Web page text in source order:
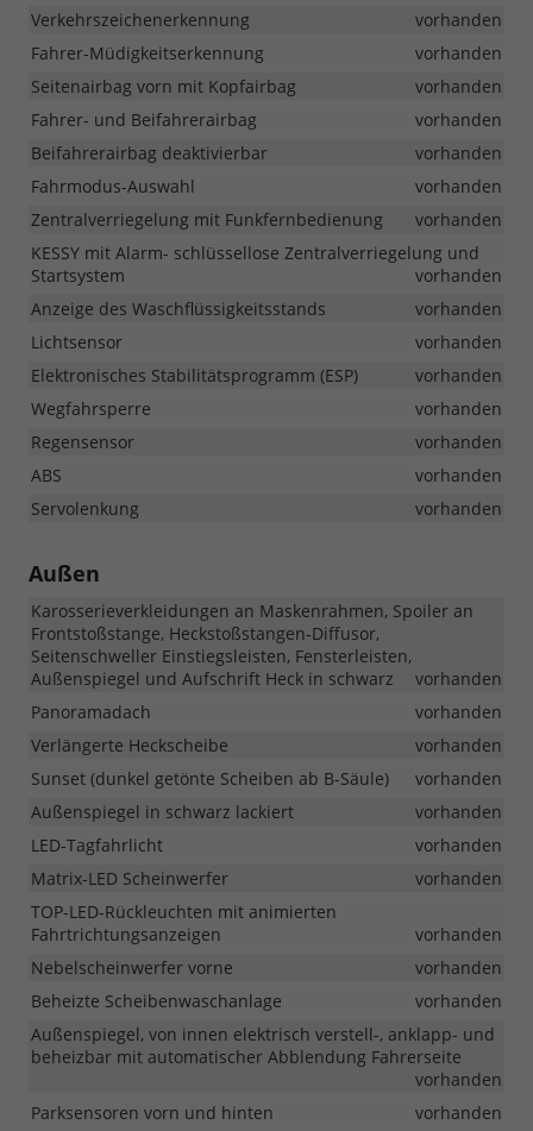
Verkehrszeichenerkennung
vorhanden
Fahrer-Müdigkeitserkennung
vorhanden
Seitenairbag vorn mit Kopfairbag
vorhanden
Fahrer- und Beifahrerairbag
vorhanden
Beifahrerairbag deaktivierbar
vorhanden
Fahrmodus-Auswahl
vorhanden
Zentralverriegelung mit Funkfernbedienung
vorhanden
KESSY mit Alarm- schlüssellose Zentralverriegelung und
Startsystem
vorhanden
Anzeige des Waschflüssigkeitsstands
vorhanden
Lichtsensor
vorhanden
Elektronisches Stabilitätsprogramm (ESP)
vorhanden
Wegfahrsperre
vorhanden
Regensensor
vorhanden
ABS
vorhanden
Servolenkung
vorhanden
Außen
Karosserieverkleidungen an Maskenrahmen, Spoiler an
Frontstoßstange, Heckstoßstangen-Diffusor,
Seitenschweller Einstiegsleisten, Fensterleisten,
Außenspiegel und Aufschrift Heck in schwarz
vorhanden
Panoramadach
vorhanden
Verlängerte Heckscheibe
vorhanden
Sunset (dunkel getönte Scheiben ab B-Säule)
vorhanden
Außenspiegel in schwarz lackiert
vorhanden
LED-Tagfahrlicht
vorhanden
Matrix-LED Scheinwerfer
vorhanden
TOP-LED-Rückleuchten mit animierten
Fahrtrichtungsanzeigen
vorhanden
Nebelscheinwerfer vorne
vorhanden
Beheizte Scheibenwaschanlage
vorhanden
Außenspiegel, von innen elektrisch verstell-, anklapp- und
beheizbar mit automatischer Abblendung Fahrerseite
vorhanden
Parksensoren vorn und hinten
vorhanden